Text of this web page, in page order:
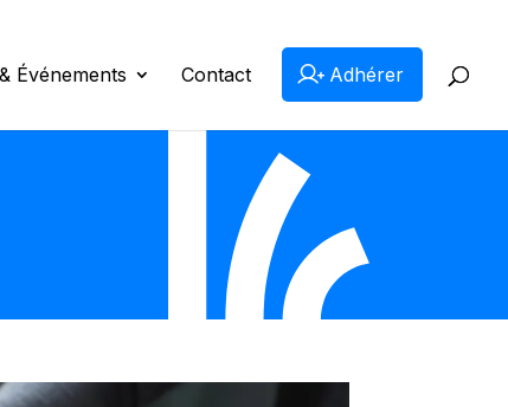
Événements Contact Adhérer